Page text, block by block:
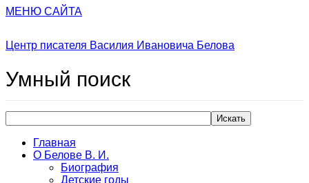
МЕНЮ САЙТА
Центр писателя Василия Ивановича Белова
Умный поиск
Искать
Главная
О Белове В. И.
Биография
Детские годы